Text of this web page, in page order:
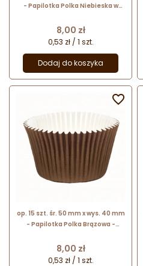
- Papilotka Polka Niebieska w
foremki do babeczek
Cena
8,00 zł
0,53 zł / 1 szt.
Dodaj do koszyka
op. 15 szt. śr. 50 mm x wys. 40 mm
- Papilotka Polka Brązowa -
babeczek
Cena
8,00 zł
0,53 zł / 1 szt.
